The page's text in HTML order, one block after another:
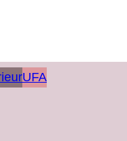
UFA